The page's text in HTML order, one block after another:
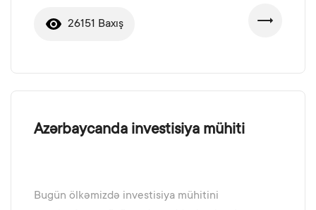
26151 Baxış
Azərbaycanda investisiya mühiti
Bugün ölkəmizdə investisiya mühitini